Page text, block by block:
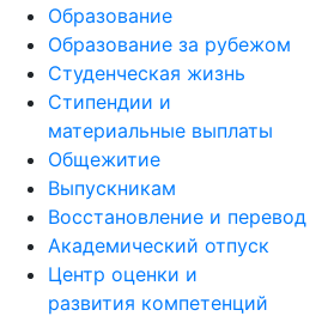
Образование
Образование за рубежом
Студенческая жизнь
Стипендии и
материальные выплаты
Общежитие
Выпускникам
Восстановление и перевод
Академический отпуск
Центр оценки и
развития компетенций